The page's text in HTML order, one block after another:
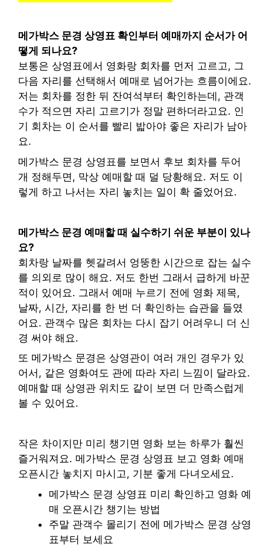
메가박스 문경 상영표 확인부터 예매까지 순서가 어
떻게 되나요?
보통은 상영표에서 영화랑 회차를 먼저 고르고, 그
다음 자리를 선택해서 예매로 넘어가는 흐름이에요.
저는 회차를 정한 뒤 잔여석부터 확인하는데, 관객
수가 적으면 자리 고르기가 정말 편하더라고요. 인
기 회차는 이 순서를 빨리 밟아야 좋은 자리가 남아
요.
메가박스 문경 상영표를 보면서 후보 회차를 두어
개 정해두면, 막상 예매할 때 덜 당황해요. 저도 이
렇게 하고 나서는 자리 놓치는 일이 확 줄었어요.
메가박스 문경 예매할 때 실수하기 쉬운 부분이 있나
요?
회차랑 날짜를 헷갈려서 엉뚱한 시간으로 잡는 실수
를 의외로 많이 해요. 저도 한번 그래서 급하게 바꾼
적이 있어요. 그래서 예매 누르기 전에 영화 제목,
날짜, 시간, 자리를 한 번 더 확인하는 습관을 들였
어요. 관객수 많은 회차는 다시 잡기 어려우니 더 신
경 써야 해요.
또 메가박스 문경은 상영관이 여러 개인 경우가 있
어서, 같은 영화여도 관에 따라 자리 느낌이 달라요.
예매할 때 상영관 위치도 같이 보면 더 만족스럽게
볼 수 있어요.
작은 차이지만 미리 챙기면 영화 보는 하루가 훨씬
즐거워져요. 메가박스 문경 상영표 보고 영화 예매
오픈시간 놓치지 마시고, 기분 좋게 다녀오세요.
메가박스 문경 상영표 미리 확인하고 영화 예
매 오픈시간 챙기는 방법
주말 관객수 몰리기 전에 메가박스 문경 상영
표부터 보세요